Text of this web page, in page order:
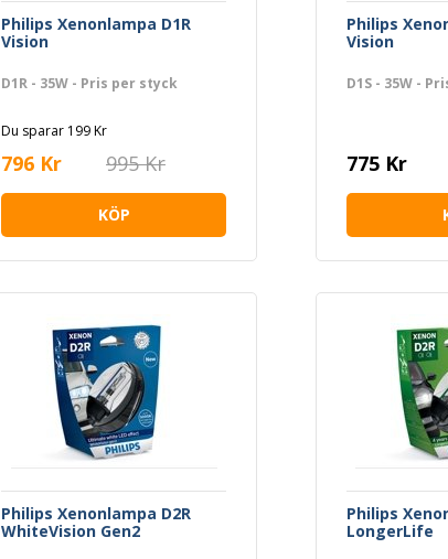
Philips Xenonlampa D1R
Vision
D1R - 35W - Pris per styck
Du sparar 199 Kr
796 Kr 995 Kr
KÖP
Philips
Vision
D1S - 35W -
775 Kr
Philips Xenonlampa D2R
WhiteVision Gen2
Philips
LongerLife